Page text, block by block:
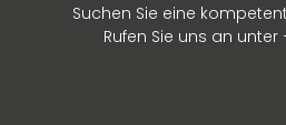
Suchen Sie eine
Rufen Sie uns an unter